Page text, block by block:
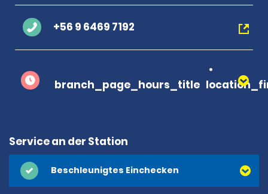
+56 9 6469 7192
branch_page_hours_title
Service an der Station
Beschleunigtes Einchecken